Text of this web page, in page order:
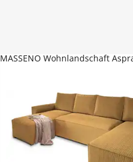
MASSENO Wohnlandschaft